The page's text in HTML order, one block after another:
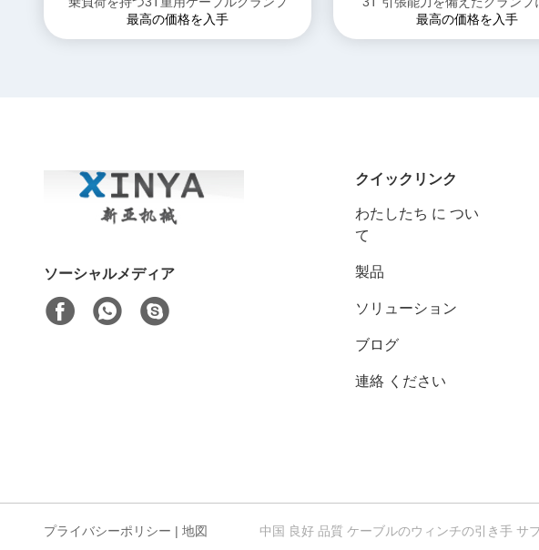
最高の価格を入手
最高の価格を入手
ソーシャルメディア
クイックリンク
わたしたち に つい
て
製品
ソリューション
ブログ
連絡 ください
プライバシーポリシー | 地図 中国 良好 品質 ケーブルのウィンチの引き手